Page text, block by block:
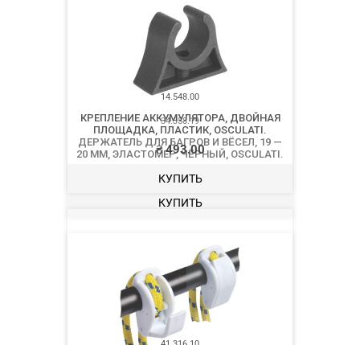
34.358.19
ДЕРЖАТЕЛЬ ДЛЯ БАГРОВ И ВЁСЕЛ, 19 —
20 ММ, ЭЛАСТОМЕР, ЧЁРНЫЙ, OSCULATI.
₴32.00
КУПИТЬ